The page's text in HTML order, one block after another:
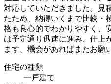
対応していただきました。見
たため、納得いくまで比較・
格も良心的でわかりやすく、
は予定通り迅速に進み、仕上
ます。機会があればまたお願
住宅の種類
一戸建て